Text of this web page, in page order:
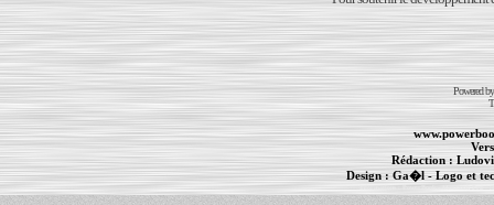
Powered
Rédaction :
Design : Ga�l- Logo et